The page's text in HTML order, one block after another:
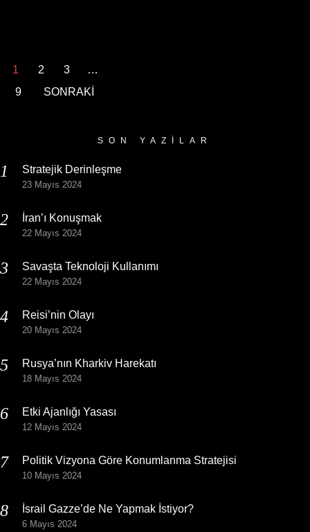
1 2 3
…
9
SONRAKİ
SON YAZILAR
Stratejik Derinleşme
23 Mayıs 2024
İran’ı Konuşmak
22 Mayıs 2024
Savaşta Teknoloji Kullanımı
22 Mayıs 2024
Reisi’nin Olayı
20 Mayıs 2024
Rusya’nın Kharkiv Harekatı
18 Mayıs 2024
Etki Ajanlığı Yasası
12 Mayıs 2024
Politik Vizyona Göre Konumlanma Stratejisi
10 Mayıs 2024
İsrail Gazze’de Ne Yapmak İstiyor?
6 Mayıs 2024